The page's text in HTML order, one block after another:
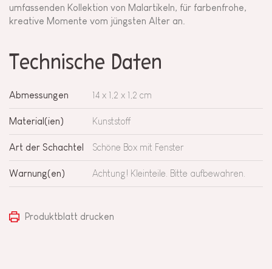
umfassenden Kollektion von Malartikeln, für farbenfrohe,
kreative Momente vom jüngsten Alter an.
Technische Daten
Abmessungen 14 x 1,2 x 1,2 cm
Material(ien) Kunststoff
Art der Schachtel Schöne Box mit Fenster
Warnung(en) Achtung! Kleinteile. Bitte aufbewahren.
Produktblatt drucken